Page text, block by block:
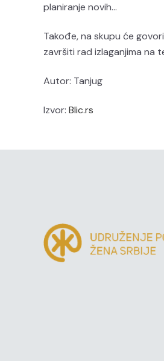
planiranje novih…
Takođe, na skupu će
završiti rad izlaganjima na
Autor: Tanjug
Izvor: Blic.rs